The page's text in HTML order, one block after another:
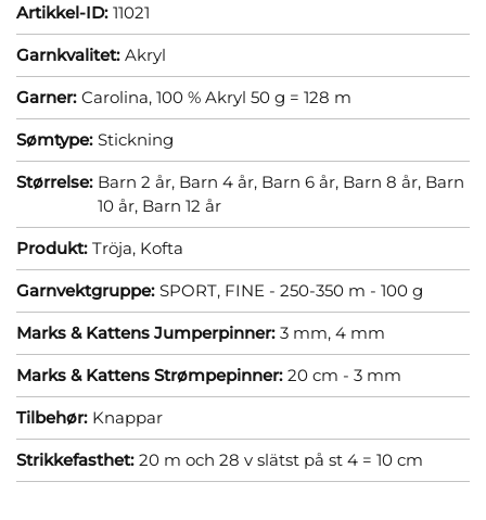
Artikkel-ID: 11021
Garnkvalitet: Akryl
Garner: Carolina, 100 % Akryl 50 g = 128 m
Sømtype: Stickning
Størrelse: Barn 2 år, Barn 4 år, Barn 6 år, Barn 8 år, Barn
10 år, Barn 12 år
Produkt: Tröja, Kofta
Garnvektgruppe: SPORT, FINE - 250-350 m - 100 g
Marks & Kattens Jumperpinner: 3 mm, 4 mm
Marks & Kattens Strømpepinner: 20 cm - 3 mm
Tilbehør: Knappar
Strikkefasthet: 20 m och 28 v slätst på st 4 = 10 cm